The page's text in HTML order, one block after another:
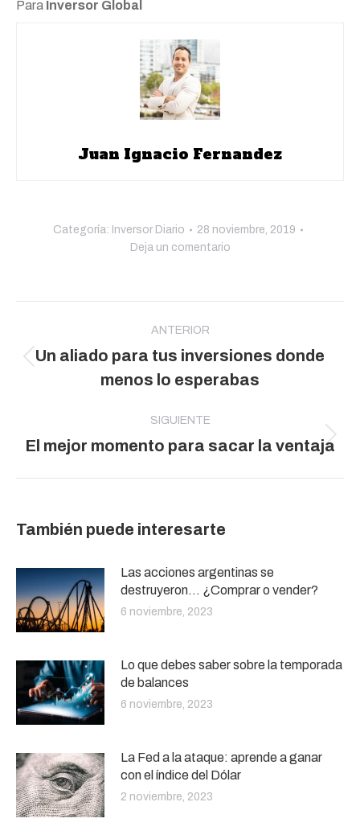
Para Inversor Global
Juan Ignacio Fernandez
Categoría: Inversor Diario
28 noviembre, 2019
Deja un comentario
publicaciones
ANTERIOR
Publicación
anterior:
Un aliado para tus inversiones donde
menos lo esperabas
SIGUIENTE
Publicación
El mejor momento para sacar la ventaja
También puede interesarte
Las acciones argentinas se
destruyeron… ¿Comprar o vender?
6 noviembre, 2023
Lo que debes saber sobre la temporada
de balances
6 noviembre, 2023
La Fed a la ataque: aprende a ganar
con el índice del Dólar
2 noviembre, 2023